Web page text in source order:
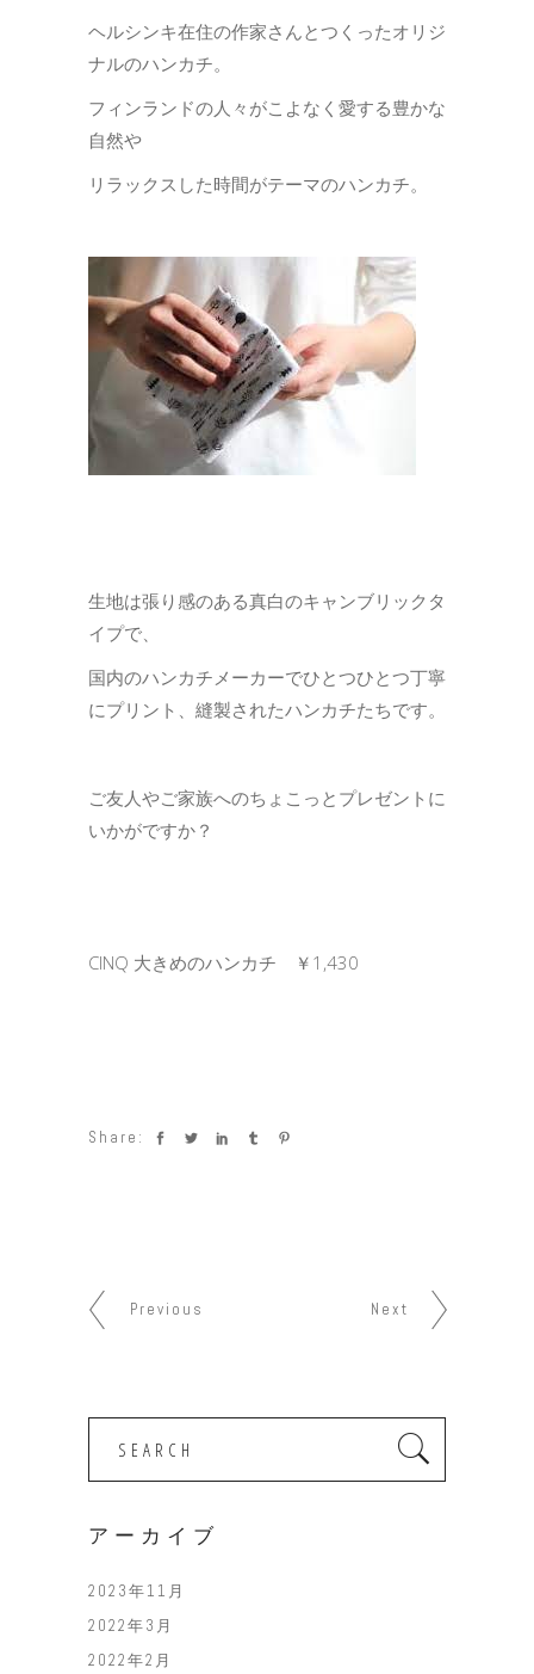
ヘルシンキ在住の作家さんとつくったオリジ
ナルのハンカチ。
フィンランドの人々がこよなく愛する豊かな
自然や
リラックスした時間がテーマのハンカチ。
生地は張り感のある真白のキャンブリックタ
イプで、
国内のハンカチメーカーでひとつひとつ丁寧
にプリント、縫製されたハンカチたちです。
ご友人やご家族へのちょこっとプレゼントに
いかがですか？
CINQ 大きめのハンカチ ￥1,430
Share:
Previous Next
アーカイブ
2023年11月
2022年3月
2022年2月